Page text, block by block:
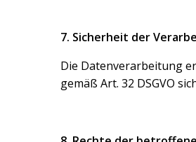
7. Sicherheit der
Die Datenverarbeitung
gemäß Art. 32 DSGVO